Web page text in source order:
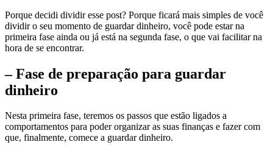
Porque decidi dividir esse post? Porque ficará mais simples de você
dividir o seu momento de guardar dinheiro, você pode estar na
primeira fase ainda ou já está na segunda fase, o que vai facilitar na
hora de se encontrar.
– Fase de preparação para guardar
dinheiro
Nesta primeira fase, teremos os passos que estão ligados a
comportamentos para poder organizar as suas finanças e fazer com
que, finalmente, comece a guardar dinheiro.